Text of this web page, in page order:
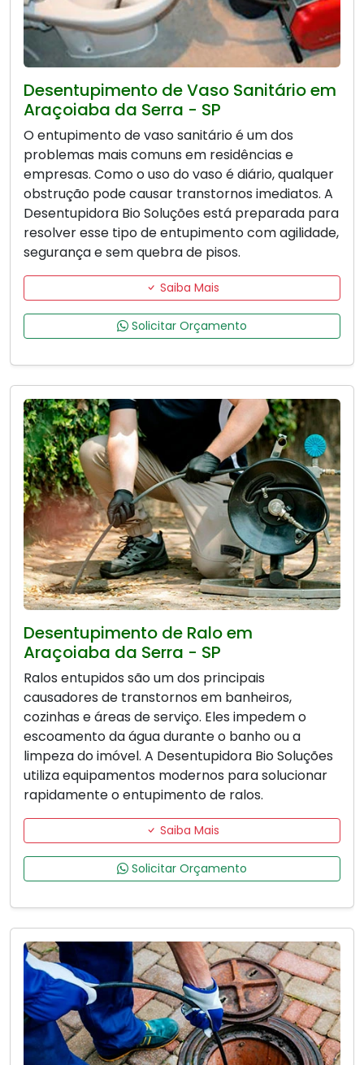
Desentupimento de Vaso Sanitário em
Araçoiaba da Serra - SP
O entupimento de vaso sanitário é um dos
problemas mais comuns em residências e
empresas. Como o uso do vaso é diário, qualquer
obstrução pode causar transtornos imediatos. A
Desentupidora Bio Soluções está preparada para
resolver esse tipo de entupimento com agilidade,
segurança e sem quebra de pisos.
Saiba Mais
Solicitar Orçamento
Desentupimento de Ralo em
Araçoiaba da Serra - SP
Ralos entupidos são um dos principais
causadores de transtornos em banheiros,
cozinhas e áreas de serviço. Eles impedem o
escoamento da água durante o banho ou a
limpeza do imóvel. A Desentupidora Bio Soluções
utiliza equipamentos modernos para solucionar
rapidamente o entupimento de ralos.
Saiba Mais
Solicitar Orçamento